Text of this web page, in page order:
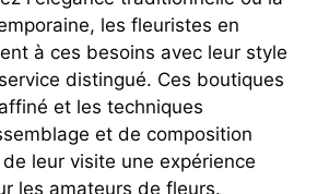
les fleuristes en
à ces besoins avec leur style
distingué. Ces boutiques
et les techniques
et de composition
leur visite une expérience
les amateurs de fleurs.